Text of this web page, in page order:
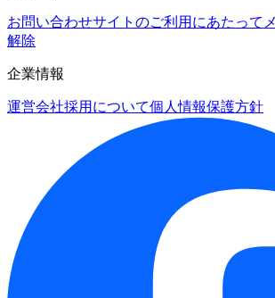
お問い合わせサイトのご利用にあたって
解除
企業情報
運営会社採用について個人情報保護方針